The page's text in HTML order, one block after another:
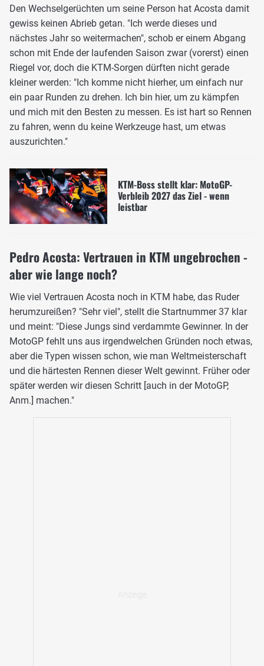
Den Wechselgerüchten um seine Person hat Acosta damit
gewiss keinen Abrieb getan. "Ich werde dieses und
nächstes Jahr so weitermachen", schob er einem Abgang
schon mit Ende der laufenden Saison zwar (vorerst) einen
Riegel vor, doch die KTM-Sorgen dürften nicht gerade
kleiner werden: "Ich komme nicht hierher, um einfach nur
ein paar Runden zu drehen. Ich bin hier, um zu kämpfen
und mich mit den Besten zu messen. Es ist hart so Rennen
zu fahren, wenn du keine Werkzeuge hast, um etwas
auszurichten."
KTM-Boss stellt klar: MotoGP-
Verbleib 2027 das Ziel - wenn
leistbar
Pedro Acosta: Vertrauen in KTM ungebrochen -
aber wie lange noch?
Wie viel Vertrauen Acosta noch in KTM habe, das Ruder
herumzureißen? "Sehr viel", stellt die Startnummer 37 klar
und meint: "Diese Jungs sind verdammte Gewinner. In der
MotoGP fehlt uns aus irgendwelchen Gründen noch etwas,
aber die Typen wissen schon, wie man Weltmeisterschaft
und die härtesten Rennen dieser Welt gewinnt. Früher oder
später werden wir diesen Schritt [auch in der MotoGP,
Anm.] machen."